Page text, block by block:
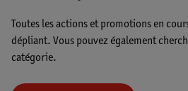
Toutes les actions et promotions en
dépliant. Vous pouvez également
catégorie.